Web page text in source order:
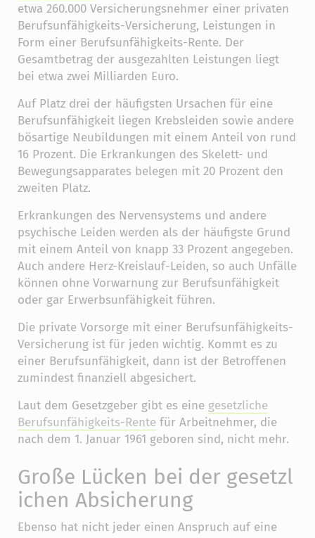
etwa 260.000 Versicherungsnehmer einer privaten
Berufsunfähigkeits-Versicherung, Leistungen in
Form einer Berufsunfähigkeits-Rente. Der
Gesamtbetrag der ausgezahlten Leistungen liegt
bei etwa zwei Milliarden Euro.
Auf Platz drei der häufigsten Ursachen für eine
Berufsunfähigkeit liegen Krebsleiden sowie andere
bösartige Neubildungen mit einem Anteil von rund
16 Prozent. Die Erkrankungen des Skelett- und
Bewegungsapparates belegen mit 20 Prozent den
zweiten Platz.
Erkrankungen des Nervensystems und andere
psychische Leiden werden als der häufigste Grund
mit einem Anteil von knapp 33 Prozent angegeben.
Auch andere Herz-Kreislauf-Leiden, so auch Unfälle
können ohne Vorwarnung zur Berufsunfähigkeit
oder gar Erwerbsunfähigkeit führen.
Die private Vorsorge mit einer Berufsunfähigkeits-
Versicherung ist für jeden wichtig. Kommt es zu
einer Berufsunfähigkeit, dann ist der Betroffenen
zumindest finanziell abgesichert.
Laut dem Gesetzgeber gibt es eine gesetzliche
Berufsunfähigkeits-Rente für Arbeitnehmer, die
nach dem 1. Januar 1961 geboren sind, nicht mehr.
Große Lücken bei der gesetzl
ichen Absicherung
Ebenso hat nicht jeder einen Anspruch auf eine